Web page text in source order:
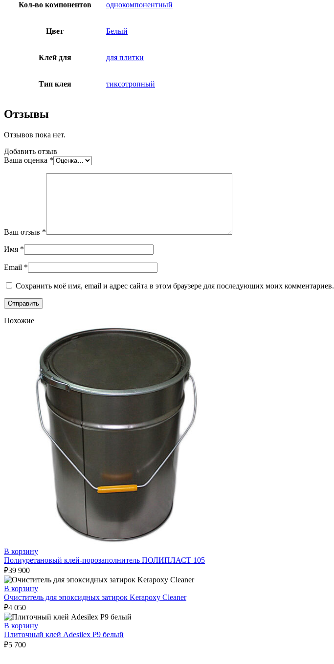
Кол-во компонентов однокомпонентный
Цвет Белый
Клей для для плитки
Тип клея тиксотропный
Отзывы
Отзывов пока нет.
Добавить отзыв
Ваша оценка *
Ваш отзыв *
Имя *
Email *
Сохранить моё имя, email и адрес сайта в этом браузере для последующих моих комментариев.
Похожие
В корзину
Полиуретановый клей-порозаполнитель ПОЛИПЛАСТ 105
₽39 900
В корзину
Очиститель для эпоксидных затирок Kerapoxy Cleaner
₽4 050
В корзину
Плиточный клей Adesilex P9 белый
₽5 700